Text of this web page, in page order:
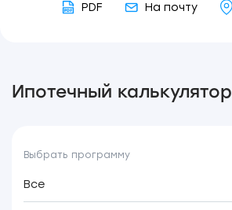
PDF На почту
Ипотечный калькулятор
Выбрать программу
Все